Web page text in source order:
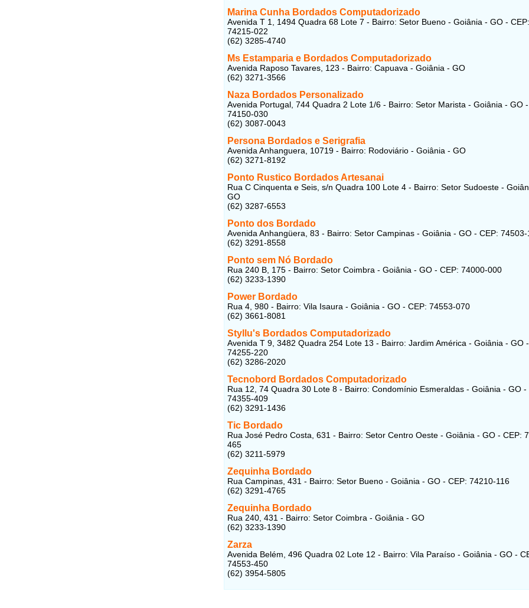
Marina Cunha Bordados Computadorizado
Avenida T 1, 1494 Quadra 68 Lote 7 - Bairro: Setor Bueno - Goiânia - GO - CEP:
74215-022
(62) 3285-4740
Ms Estamparia e Bordados Computadorizado
Avenida Raposo Tavares, 123 - Bairro: Capuava - Goiânia - GO
(62) 3271-3566
Naza Bordados Personalizado
Avenida Portugal, 744 Quadra 2 Lote 1/6 - Bairro: Setor Marista - Goiânia - GO
74150-030
(62) 3087-0043
Persona Bordados e Serigrafia
Avenida Anhanguera, 10719 - Bairro: Rodoviário - Goiânia - GO
(62) 3271-8192
Ponto Rustico Bordados Artesanai
Rua C Cinquenta e Seis, s/n Quadra 100 Lote 4 - Bairro: Setor Sudoeste -
GO
(62) 3287-6553
Ponto dos Bordado
Avenida Anhangüera, 83 - Bairro: Setor Campinas - Goiânia - GO - CEP:
(62) 3291-8558
Ponto sem Nó Bordado
Rua 240 B, 175 - Bairro: Setor Coimbra - Goiânia - GO - CEP: 74000-000
(62) 3233-1390
Power Bordado
Rua 4, 980 - Bairro: Vila Isaura - Goiânia - GO - CEP: 74553-070
(62) 3661-8081
Styllu's Bordados Computadorizado
Avenida T 9, 3482 Quadra 254 Lote 13 - Bairro: Jardim América - Goiânia - GO
74255-220
(62) 3286-2020
Tecnobord Bordados Computadorizado
Rua 12, 74 Quadra 30 Lote 8 - Bairro: Condomínio Esmeraldas - Goiânia - GO -
74355-409
(62) 3291-1436
Tic Bordado
Rua José Pedro Costa, 631 - Bairro: Setor Centro Oeste - Goiânia - GO - CEP:
465
(62) 3211-5979
Zequinha Bordado
Rua Campinas, 431 - Bairro: Setor Bueno - Goiânia - GO - CEP: 74210-116
(62) 3291-4765
Zequinha Bordado
Rua 240, 431 - Bairro: Setor Coimbra - Goiânia - GO
(62) 3233-1390
Zarza
Avenida Belém, 496 Quadra 02 Lote 12 - Bairro: Vila Paraíso - Goiânia - GO -
74553-450
(62) 3954-5805